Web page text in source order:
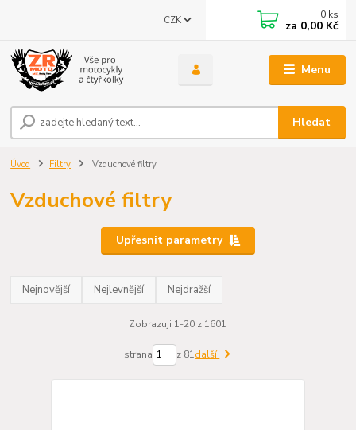
Menu
CZK
Hledat
0 ks
za 0,00 Kč
Úvod Filtry Vzduchové filtry
Vzduchové filtry
Upřesnit parametry
Nejnovější Nejlevnější Nejdražší
Zobrazuji 1-20 z 1601
strana z 81další